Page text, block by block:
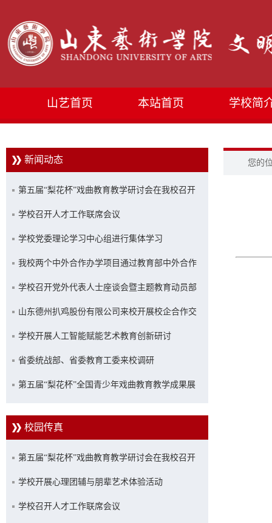
山艺首页 本站首页 学校简
新闻动态
第五届“梨花杯”戏曲教育教学研讨会在我校召开
学校召开人才工作联席会议
学校党委理论学习中心组进行集体学习
我校两个中外合作办学项目通过教育部中外合作
办学专项评估
学校召开党外代表人士座谈会暨主题教育动员部
署会
山东德州扒鸡股份有限公司来校开展校企合作交
流座谈
学校开展人工智能赋能艺术教育创新研讨
省委统战部、省委教育工委来校调研
第五届“梨花杯”全国青少年戏曲教育教学成果展
校园传真
第五届“梨花杯”戏曲教育教学研讨会在我校召开
学校开展心理团辅与朋辈艺术体验活动
学校召开人才工作联席会议
您的